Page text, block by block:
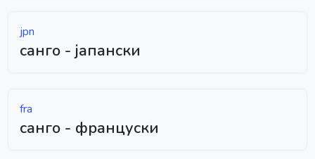
jpn
санго - јапански
fra
санго - француски